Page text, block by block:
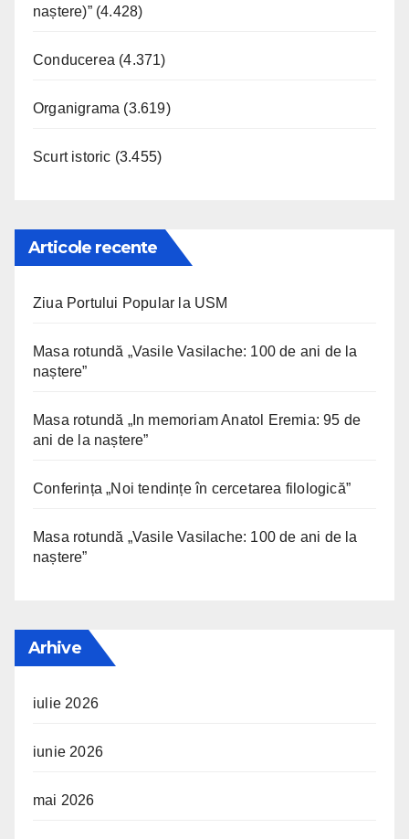
naștere)” (4.428)
Conducerea (4.371)
Organigrama (3.619)
Scurt istoric (3.455)
Articole recente
Ziua Portului Popular la USM
Masa rotundă „Vasile Vasilache: 100 de ani de la
naștere”
Masa rotundă „In memoriam Anatol Eremia: 95 de
ani de la naștere”
Conferința „Noi tendințe în cercetarea filologică”
Masa rotundă „Vasile Vasilache: 100 de ani de la
naștere”
Arhive
iulie 2026
iunie 2026
mai 2026